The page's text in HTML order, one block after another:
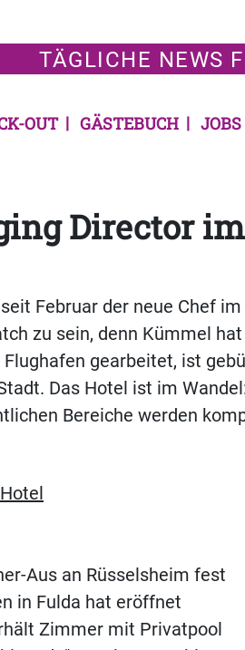
TÄGLICHE NEWS
OUT GÄSTEBUCH JOBS
Director
Februar der neue Chef
zu sein, denn Kümmel
gearbeitet, ist
Das Hotel ist im
Bereiche werden
Hotel
Aus an Rüsselsheim fest
in Fulda hat eröffnet
Zimmer mit Privatpool